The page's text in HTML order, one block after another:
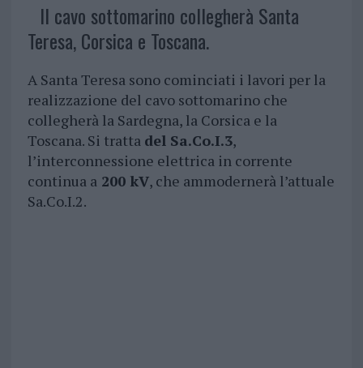
Il cavo sottomarino collegherà Santa
Teresa, Corsica e Toscana.
A Santa Teresa sono cominciati i lavori per la
realizzazione del cavo sottomarino che
collegherà la Sardegna, la Corsica e la
Toscana. Si tratta del Sa.Co.I.3,
l’interconnessione elettrica in corrente
continua a200 kV, che ammodernerà l’attuale
Sa.Co.I.2.